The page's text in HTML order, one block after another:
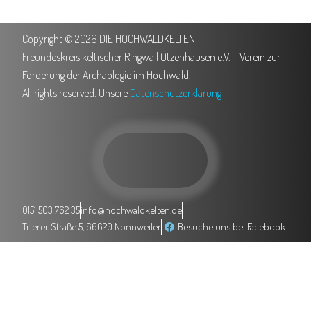
Copyright © 2026 DIE HOCHWALDKELTEN
Freundeskreis keltischer Ringwall Otzenhausen e.V. – Verein zur
Förderung der Archäologie im Hochwald.
All rights reserved. Unsere Datenschutzerklärung
0151 503 762 35info@hochwaldkelten.de
Trierer Straße 5, 66620 Nonnweiler
Besuche uns bei Facebook